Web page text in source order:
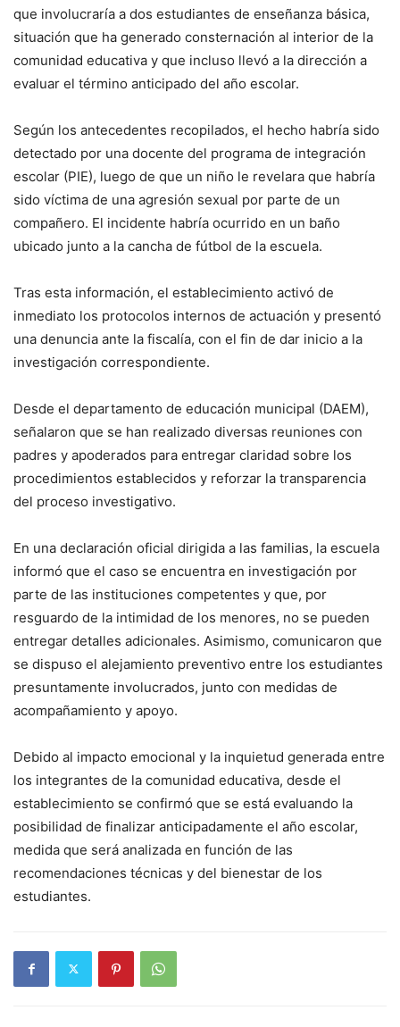
que involucraría a dos estudiantes de enseñanza básica,
situación que ha generado consternación al interior de la
comunidad educativa y que incluso llevó a la dirección a
evaluar el término anticipado del año escolar.
Según los antecedentes recopilados, el hecho habría sido
detectado por una docente del programa de integración
escolar (PIE), luego de que un niño le revelara que habría
sido víctima de una agresión sexual por parte de un
compañero. El incidente habría ocurrido en un baño
ubicado junto a la cancha de fútbol de la escuela.
Tras esta información, el establecimiento activó de
inmediato los protocolos internos de actuación y presentó
una denuncia ante la fiscalía, con el fin de dar inicio a la
investigación correspondiente.
Desde el departamento de educación municipal (DAEM),
señalaron que se han realizado diversas reuniones con
padres y apoderados para entregar claridad sobre los
procedimientos establecidos y reforzar la transparencia
del proceso investigativo.
En una declaración oficial dirigida a las familias, la escuela
informó que el caso se encuentra en investigación por
parte de las instituciones competentes y que, por
resguardo de la intimidad de los menores, no se pueden
entregar detalles adicionales. Asimismo, comunicaron que
se dispuso el alejamiento preventivo entre los estudiantes
presuntamente involucrados, junto con medidas de
acompañamiento y apoyo.
Debido al impacto emocional y la inquietud generada entre
los integrantes de la comunidad educativa, desde el
establecimiento se confirmó que se está evaluando la
posibilidad de finalizar anticipadamente el año escolar,
medida que será analizada en función de las
recomendaciones técnicas y del bienestar de los
estudiantes.